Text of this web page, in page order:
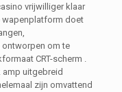
vrijwilliger klaar
wapenplatform doet
om te
CRT-scherm .
uitgebreid
zijn omvattend